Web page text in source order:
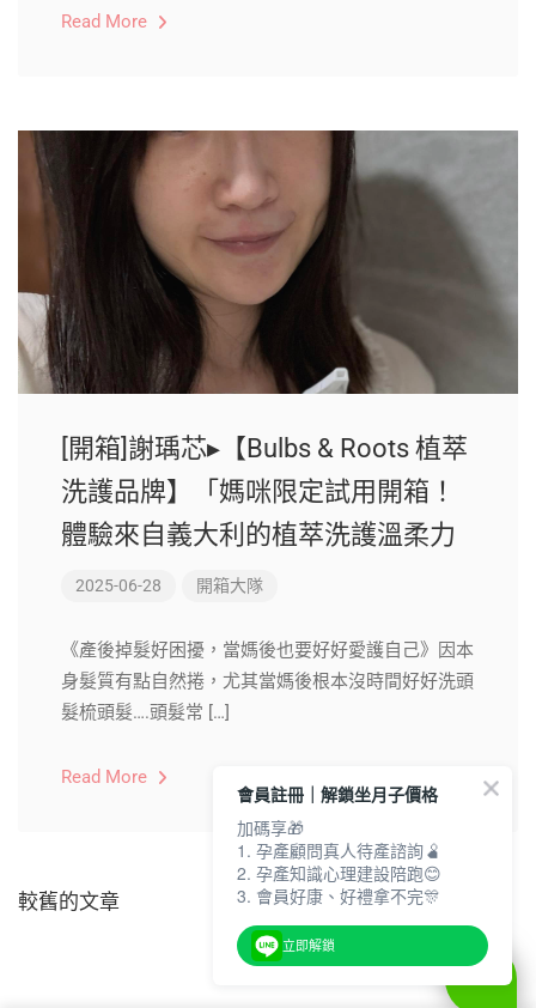
Read More
[開箱]謝瑀芯▸【Bulbs & Roots 植萃
洗護品牌】「媽咪限定試用開箱！
體驗來自義大利的植萃洗護溫柔力
2025-06-28 開箱大隊
《產後掉髮好困擾，當媽後也要好好愛護自己》因本
身髮質有點自然捲，尤其當媽後根本沒時間好好洗頭
髮梳頭髮….頭髮常 […]
Read More
較舊的文章
會員註冊｜解鎖坐月子價格
加碼享🎁
1. 孕產顧問真人待產諮詢🫄
2. 孕產知識心理建設陪跑😊
3. 會員好康、好禮拿不完🎊
立即解鎖